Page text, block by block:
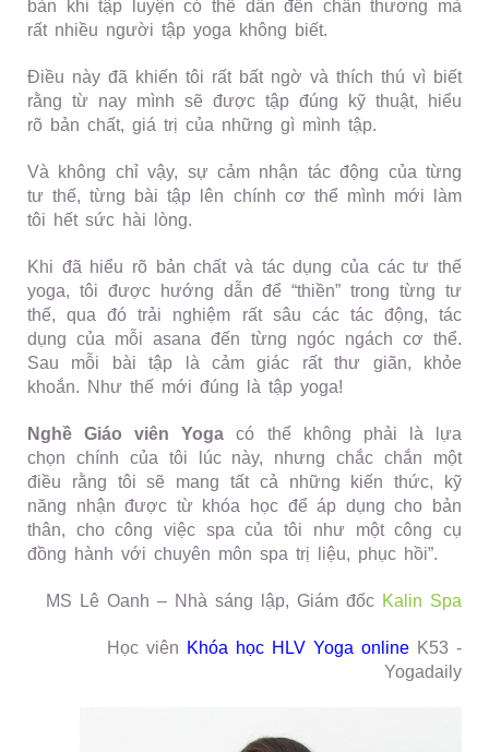
bản khi tập luyện có thể dẫn đến chấn thương mà
rất nhiều người tập yoga không biết.
Điều này đã khiến tôi rất bất ngờ và thích thú vì biết
rằng từ nay mình sẽ được tập đúng kỹ thuật, hiểu
rõ bản chất, giá trị của những gì mình tập.
Và không chỉ vậy, sự cảm nhận tác động của từng
tư thế, từng bài tập lên chính cơ thể mình mới làm
tôi hết sức hài lòng.
Khi đã hiểu rõ bản chất và tác dụng của các tư thế
yoga, tôi được hướng dẫn để “thiền” trong từng tư
thế, qua đó trải nghiệm rất sâu các tác động, tác
dụng của mỗi asana đến từng ngóc ngách cơ thể.
Sau mỗi bài tập là cảm giác rất thư giãn, khỏe
khoắn. Như thế mới đúng là tập yoga!
Nghề Giáo viên Yoga có thể không phải là lựa
chọn chính của tôi lúc này, nhưng chắc chắn một
điều rằng tôi sẽ mang tất cả những kiến thức, kỹ
năng nhận được từ khóa học để áp dụng cho bản
thân, cho công việc spa của tôi như một công cụ
đồng hành với chuyên môn spa trị liệu, phục hồi”.
MS Lê Oanh – Nhà sáng lập, Giám đốc Kalin Spa
Học viên Khóa học HLV Yoga online K53 -
Yogadaily